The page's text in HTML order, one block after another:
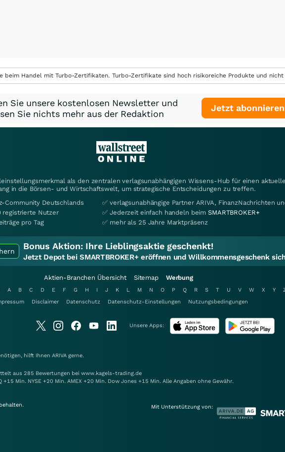
beim Handel mit Turbo-Zertifikaten. Turbo-Zertifikate sind hoch risikoreiche Produkte und
Sie unsere kostenlosen Newsletter und
Sie nichts mehr aus der Redaktion
Jetzt
als den zentralen verlagsunabhängigen Wissens-Hub für einen
in die Börsen- und Wirtschaftswelt, um strategische Entscheidungen zu treffen.
Community Deutschlands
registrierte Nutzer
pro Tag
✅ verlagsunabhängige Partner ARIVA, FinanzNachrichten
✅ Jederzeit einfach handeln beimSMARTBROKER+
✅ mehr als 25 Jahre Marktpräsenz
Bonus Aktion: Ihre Lieblingsaktie geschenkt!
Jetzt Depot bei SMARTBROKER+ eröffnen und Willkommensgeschenk
Aktien-Branchen Übersicht Sitemap Werbung
A B C D E F G H I J K L M N O P Q R S T U V W X Y
Disclaimer Datenschutz Datenschutz-Einstellungen Nutzungsbedingungen
Unsere Apps:
hilft Ihnen ARIVA gerne.
aus 285 Bewertungen bei www.kagels-trading.de
Min. NYSE +20 Min. AMEX +20 Min. Dow Jones +15 Min. Alle Angaben ohne Gewähr.
Mit Unterstützung von: